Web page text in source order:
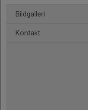
Bildgalleri
Kontakt